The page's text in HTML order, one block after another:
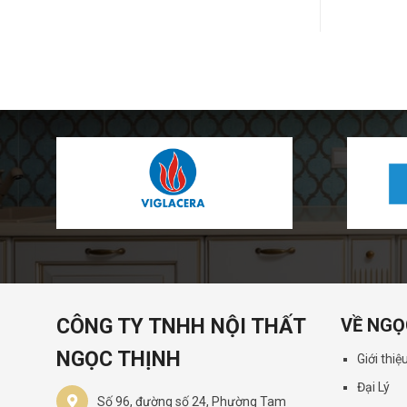
CÔNG TY TNHH NỘI THẤT
NGỌC THỊNH
Số 96, đường số 24, Phường Tam
VỀ
Giới thiệu
Đại Lý